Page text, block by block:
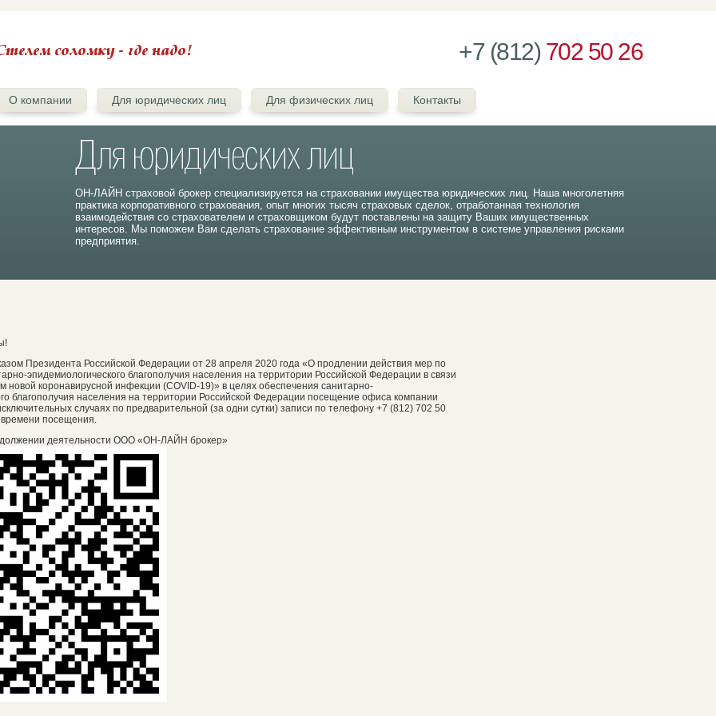
+7 (812) 702 50 26
О компании Для юридических лиц Для физических лиц Контакты
ОН-ЛАЙН страховой брокер специализируется на страховании имущества юридических лиц. Наша многолетняя
практика корпоративного страхования, опыт многих тысяч страховых сделок, отработанная технология
взаимодействия со страхователем и страховщиком будут поставлены на защиту Ваших имущественных
интересов. Мы поможем Вам сделать страхование эффективным инструментом в системе управления рисками
предприятия.
Президента Российской Федерации от 28 апреля 2020 года «О продлении действия мер по
эпидемиологического благополучия населения на территории Российской Федерации в связи
новой коронавирусной инфекции (COVID-19)» в целях обеспечения санитарно-
благополучия населения на территории Российской Федерации посещение офиса компании
случаях по предварительной (за одни сутки) записи по телефону +7 (812) 702 50
посещения.
деятельности ООО «ОН-ЛАЙН брокер»